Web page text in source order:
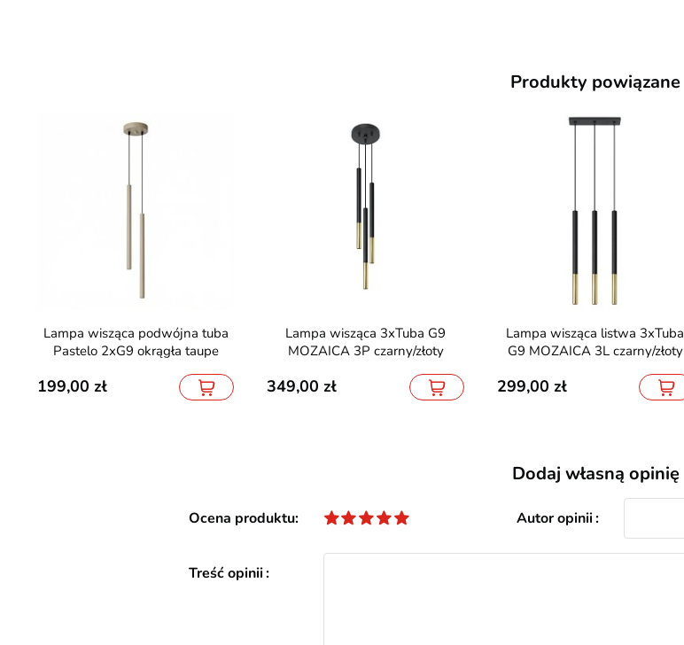
Produkty powiązane
Lampa wisząca podwójna tuba
Pastelo 2xG9 okrągła taupe
199,00
Lampa wisząca 3xTuba G9
MOZAICA 3P czarny/złoty
349,00
Lampa wisząca listwa 3xTuba
G9 MOZAICA 3L czarny/złoty
299,00
Dodaj własną opinię
Ocena produktu Autor opinii
Treść opinii